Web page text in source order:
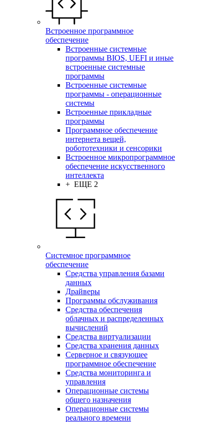
Встроенное программное
обеспечение
Встроенные системные
программы BIOS, UEFI и иные
встроенные системные
программы
Встроенные системные
программы - операционные
системы
Встроенные прикладные
программы
Программное обеспечение
интернета вещей,
робототехники и сенсорики
Встроенное микропрограммное
обеспечение искусственного
интеллекта
+ ЕЩЕ 2
Системное программное
обеспечение
Средства управления базами
данных
Драйверы
Программы обслуживания
Средства обеспечения
облачных и распределенных
вычислений
Средства виртуализации
Средства хранения данных
Серверное и связующее
программное обеспечение
Средства мониторинга и
управления
Операционные системы
общего назначения
Операционные системы
реального времени